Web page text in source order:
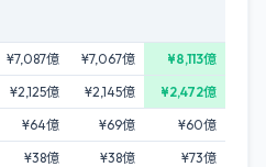
¥7,087億 ¥7,067億
¥8,113億
¥2,125億 ¥2,145億
¥2,472億
¥64億 ¥69億
¥60億
¥38億 ¥38億
¥73億